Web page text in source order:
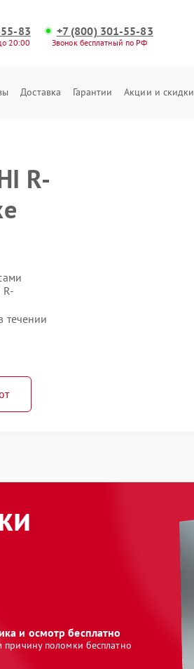
83
20:00
+7 (800) 301-55-83
Звонок бесплатный по РФ
Доставка Гарантии Акции и скидки
R-
течении
и осмотр бесплатно
поломки бесплатно